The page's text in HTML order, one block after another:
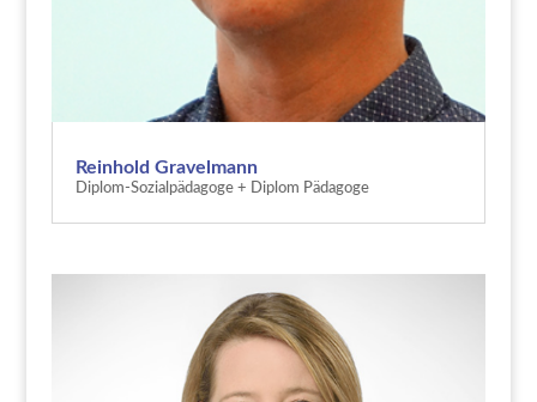
Reinhold Gravelmann
Diplom-Sozialpädagoge + Diplom Pädagoge